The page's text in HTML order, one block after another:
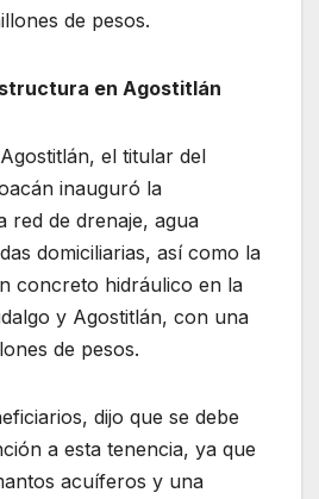
de pesos.
en Agostitlán
el titular del
inauguró la
red de drenaje, agua
domiciliarias, así como la
concreto hidráulico en la
y Agostitlán, con una
de pesos.
dijo que se debe
a esta tenencia, ya que
acuíferos y una